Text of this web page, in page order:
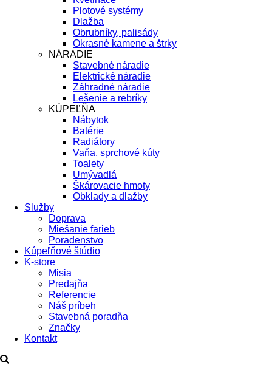
Plotové systémy
Dlažba
Obrubníky, palisády
Okrasné kamene a štrky
NÁRADIE
Stavebné náradie
Elektrické náradie
Záhradné náradie
Lešenie a rebríky
KÚPEĽŇA
Nábytok
Batérie
Radiátory
Vaňa, sprchové kúty
Toalety
Umývadlá
Škárovacie hmoty
Obklady a dlažby
Služby
Doprava
Miešanie farieb
Poradenstvo
Kúpeľňové štúdio
K-store
Misia
Predajňa
Referencie
Náš príbeh
Stavebná poradňa
Značky
Kontakt